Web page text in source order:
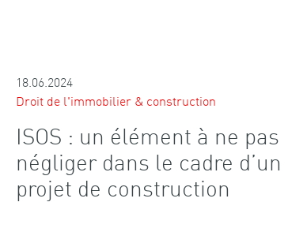
18.06.2024
Droit de l'immobilier & construction
ISOS : un élément à ne pas
négliger dans le cadre d’un
projet de construction